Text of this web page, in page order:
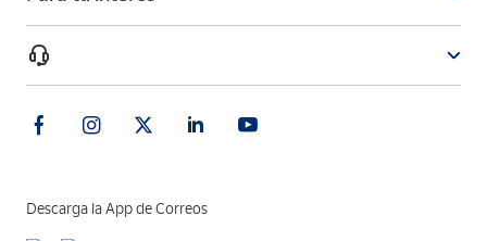
Descarga la App de Correos